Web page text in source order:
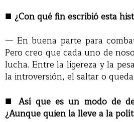
■ ¿Con qué fin escribió esta
— En buena parte para
Pero creo que cada uno de
lucha. Entre la ligereza y la
la introversión, el saltar o
■Así que es un modo de
¿Aunque quien la lleve a la